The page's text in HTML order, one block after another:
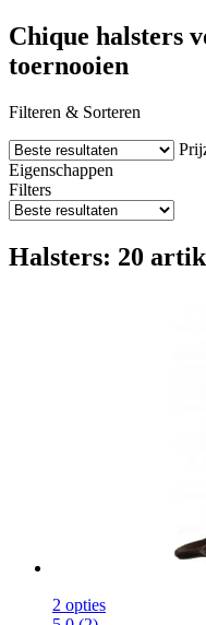
Chique halsters
toernooien
Filteren & Sorteren
Eigenschappen
Filters
Halsters: 20
2 opties